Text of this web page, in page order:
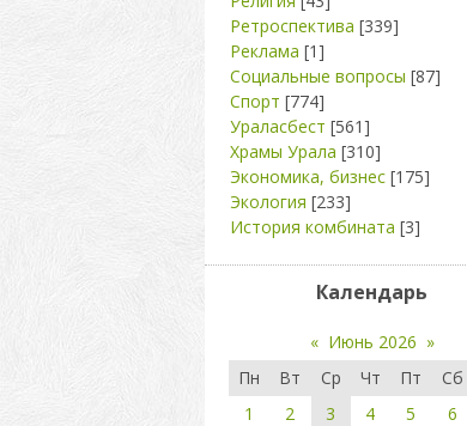
Ретроспектива [339]
Реклама [1]
Социальные вопросы [87]
Спорт [774]
Ураласбест [561]
Храмы Урала [310]
Экономика, бизнес [175]
Экология [233]
История комбината [3]
Календарь
« Июнь 2026 »
Пн
Вт Ср Чт Пт Сб
1
2 3 4 5 6